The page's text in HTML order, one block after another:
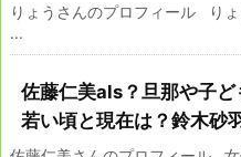
りょうさんのプロフィール り
...
佐藤仁美als？旦那や子ど
若い頃と現在は？鈴木砂